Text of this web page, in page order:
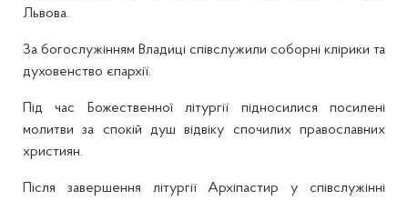
Львова.
За богослужінням Владиці співслужили соборні клірики та
духовенство єпархії.
Під час Божественної літургії підносилися посилені
молитви за спокій душ відвіку спочилих православних
християн.
Після завершення літургії Архіпастир у співслужінні